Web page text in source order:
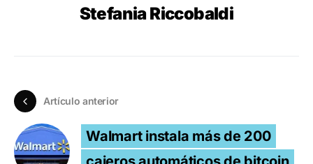
Stefania Riccobaldi
Artículo anterior
Walmart instala más de 200